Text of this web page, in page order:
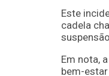
Este
cadela
Em nota,
bem-